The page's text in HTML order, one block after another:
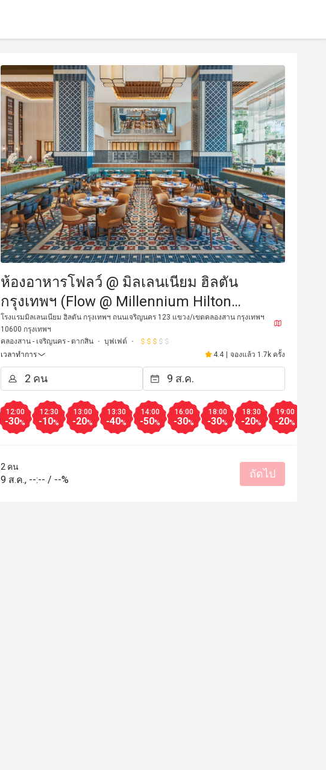
M
M****n
one of our favourite buffet places with good
selection, great quality and nice location next
สถานที่สะอาด
J
When it comes to
nails it! 🔥🍽️ Their hot,
Chocolate Tart,
รสชาติอร่อย ราคาสมเหตุสม
ห้องอาหารโฟลว์ @ มิลเลนเนียม ฮิลตัน
กรุงเทพฯ (Flow @ Millennium Hilton
Bangkok)
โรงแรมมิลเลนเนียม ฮิลตัน กรุงเทพฯ ถนนเจริญนคร 123 แขวง/เขตคลองสาน กรุงเทพฯ
10600 กรุงเทพฯ
คลองสาน - เจริญนคร - ตากสิน
บุฟเฟต์
เวลาทำการ
4.4 จองแล้ว 1.7k ครั้ง
12:00
-30%
12:30
-10%
13:00
-20%
13:30
-40%
14:00
-50%
16:00
-30%
18:00
-30%
18:30
-20%
19:00
-20%
2 คน
9 ส.ค., --:-- / --% ถัดไป